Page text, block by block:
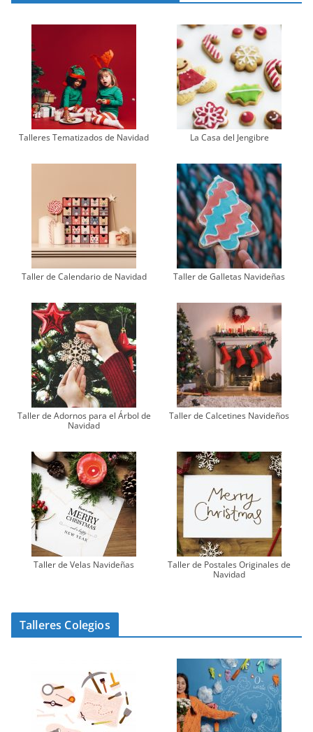
Talleres Tematizados de Navidad La Casa del Jengibre
Taller de Calendario de Navidad Taller de Galletas Navideñas
Taller de Adornos para el Árbol de
Navidad
Taller de Calcetines Navideños
Taller de Velas Navideñas
Taller de Postales Originales de
Navidad
Talleres Colegios